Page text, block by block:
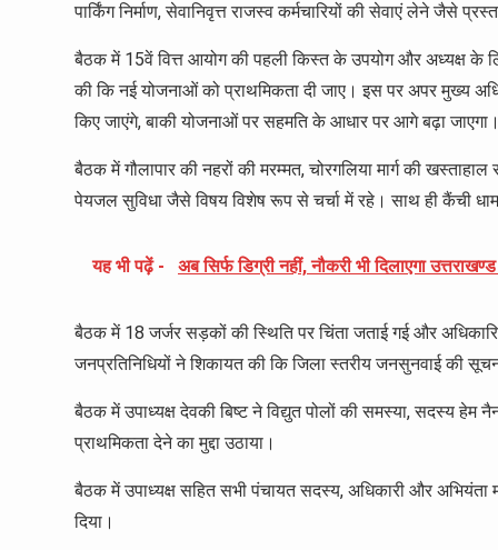
पार्किंग निर्माण, सेवानिवृत्त राजस्व कर्मचारियों की सेवाएं लेने जैसे
बैठक में 15वें वित्त आयोग की पहली किस्त के उपयोग और अध्यक्ष के
की कि नई योजनाओं को प्राथमिकता दी जाए। इस पर अपर मुख्य
किए जाएंगे, बाकी योजनाओं पर सहमति के आधार पर आगे बढ़ा
बैठक में गौलापार की नहरों की मरम्मत, चोरगलिया मार्ग की
पेयजल सुविधा जैसे विषय विशेष रूप से चर्चा में रहे। साथ ही कैंची
यह भी पढ़ें - अब सिर्फ डिग्री नहीं, नौकरी भी दिलाएगा
बैठक में 18 जर्जर सड़कों की स्थिति पर चिंता जताई गई और
जनप्रतिनिधियों ने शिकायत की कि जिला स्तरीय जनसुनवाई की
बैठक में उपाध्यक्ष देवकी बिष्ट ने विद्युत पोलों की समस्या, सदस्य
प्राथमिकता देने का मुद्दा उठाया।
बैठक में उपाध्यक्ष सहित सभी पंचायत सदस्य, अधिकारी और
दिया।